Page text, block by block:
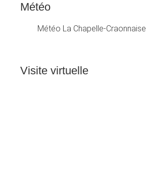
Météo
Météo La Chapelle-Craonnaise
Visite virtuelle